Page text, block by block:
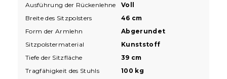
Ausführung der Rückenlehne
Voll
Breite des Sitzpolsters
46 cm
Form der Armlehn
Abgerundet
Sitzpolstermaterial
Kunststoff
Tiefe der Sitzfläche
39 cm
Tragfähigkeit des Stuhls
100 kg